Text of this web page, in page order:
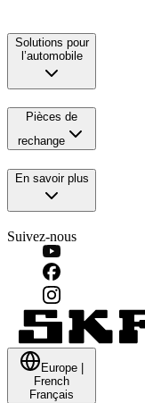
Solutions pour
l’automobile
Pièces de
rechange
En savoir plus
Suivez-nous
Europe
French
Français